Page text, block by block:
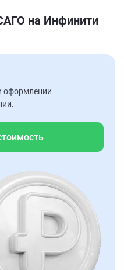
на Инфинити
оформлении